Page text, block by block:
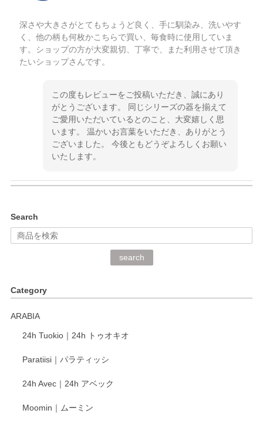
深さや大きさがとてもちょうど良く、手に馴染み、洗いやす
く、他の柄も何枚かこちらで買い、毎食時に使用していま
す。ショップの方が大変親切、丁寧で、また利用させて頂き
たいショップさんです。
この度もレビューをご投稿いただき、誠にあり
がとうございます。 同じシリーズの器を揃えて
ご愛用いただいているとのこと、大変嬉しく思
います。 温かいお言葉をいただき、ありがとう
ございました。 今後ともどうぞよろしくお願い
いたします。
深さや大きさがとてもちょうど良く、手に馴染み、洗いやす
く、他の柄も何枚かこちらで買い、毎食時に使用していま
く交換して下さいました。
がとうございます。 同じシリーズの器を揃えて
います。 温かいお言葉をいただき、ありがとう
いたします。
Search
search
Category
ARABIA
24h Tuokio｜24h トゥオキオ
Paratiisi｜パラティッシ
24h Avec｜24h アベック
Moomin｜ムーミン